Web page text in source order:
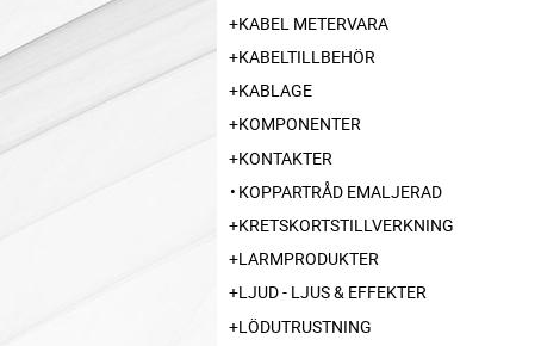
KABEL METERVARA
KABELTILLBEHÖR
KABLAGE
KOMPONENTER
KONTAKTER
KOPPARTRÅD EMALJERAD
KRETSKORTSTILLVERKNING
LARMPRODUKTER
LJUD - LJUS & EFFEKTER
LÖDUTRUSTNING